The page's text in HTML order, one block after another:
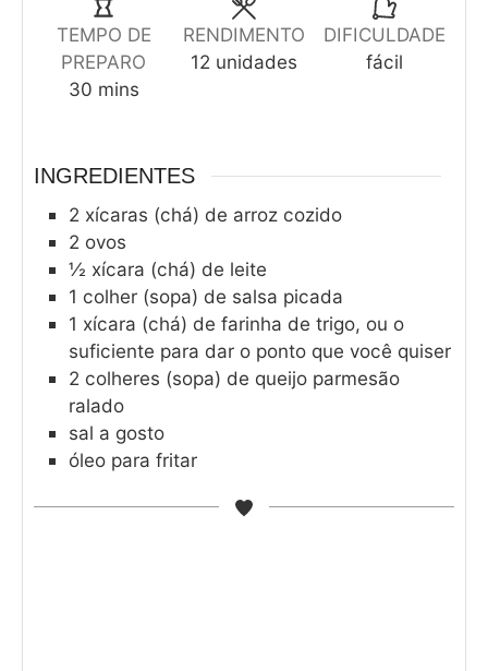
TEMPO DE
PREPARO
30 mins
RENDIMENTO
12 unidades
DIFICULDADE
fácil
INGREDIENTES
2 xícaras (chá) de arroz cozido
2 ovos
½ xícara (chá) de leite
1 colher (sopa) de salsa picada
1 xícara (chá) de farinha de trigo, ou o
suficiente para dar o ponto que você quiser
2 colheres (sopa) de queijo parmesão
ralado
sal a gosto
óleo para fritar